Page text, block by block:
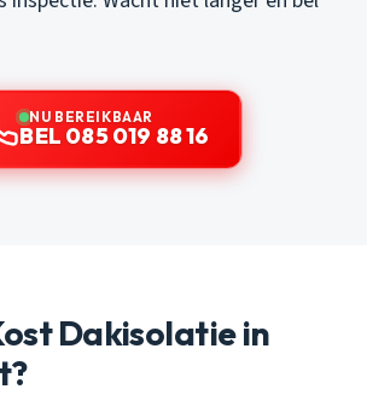
NU BEREIKBAAR
BEL 085 019 88 16
Dakisolatie in